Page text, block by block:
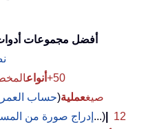
أفضل مجموعات أدوات
50+
أنواع
صيغعملية(حساب العمر
إدراج صورة من ...)
12